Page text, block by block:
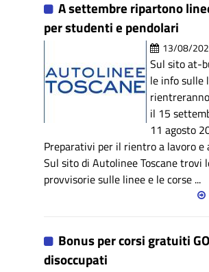
A settembre ripartono
per studenti e pendolari
13/08/
Sul sito at-
le info sulle
il 15
11 agosto
Preparativi per il rientro a lavoro e
Sul sito di Autolinee Toscane trovi
provvisorie sulle linee e le corse ...
Bonus per corsi gratuiti
disoccupati